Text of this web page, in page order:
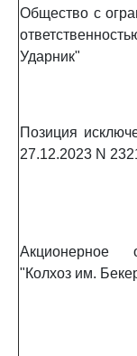
Общество с
Ударник"
Позиция
27.12.2023 N
Акционерное
"Колхоз им.